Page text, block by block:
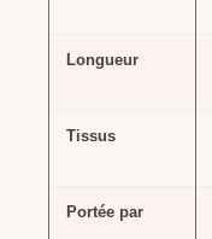
Longueur
Tissus
Portée par